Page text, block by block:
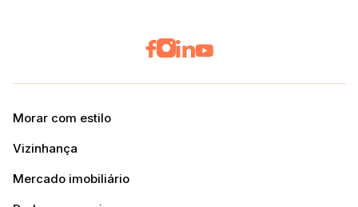
Morar com estilo
Vizinhança
Mercado imobiliário